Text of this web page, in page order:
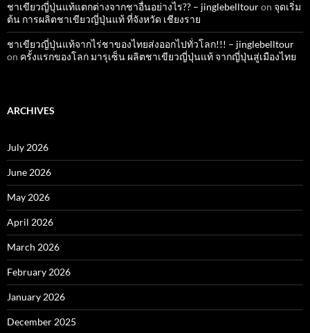
ชาเขียวญี่ปุ่นแท้แตกต่างจากชาอื่นอย่างไร?? – jinglebelltouron จุดเริ่ม
ต้น การผลิตชาเขียวญี่ปุ่นแท้ ที่จังหวัด เชียงราย
ชาเขียวญี่ปุ่นแท้จากไร่ชาของไทยส่งออกไปทั่วโลก!!! – jinglebelltour
on ครั้งแรกของโลก มารุเซ็น ผลิตชาเขียวญี่ปุ่นแท้ จากญี่ปุ่นสู่เมืองไทย
ARCHIVES
July 2026
June 2026
May 2026
April 2026
March 2026
February 2026
January 2026
December 2025